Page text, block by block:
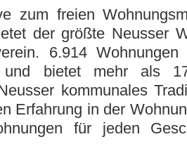
zum freien
der größte Neusser
6.914 Wohnungen
und bietet mehr als
kommunales
Erfahrung in der
für jeden